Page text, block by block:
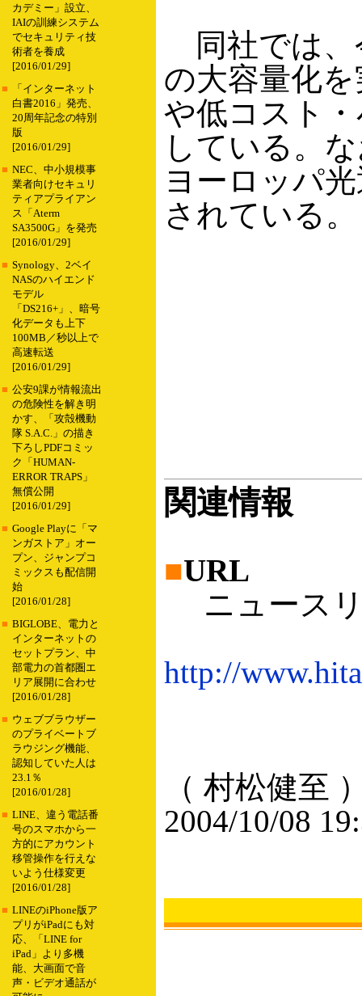
カデミー」設立、
IAIの訓練システム
でセキュリティ技
術者を養成
[2016/01/29]
■
「インターネット
白書2016」発売、
20周年記念の特別
版
[2016/01/29]
■ NEC、中小規模事
業者向けセキュリ
ティアプライアン
ス「Aterm
SA3500G」を発売
[2016/01/29]
■ Synology、2ベイ
NASのハイエンド
モデル
「DS216+」、暗号
化データも上下
100MB／秒以上で
高速転送
[2016/01/29]
■ 公安9課が情報流出
の危険性を解き明
かす、「攻殻機動
隊 S.A.C.」の描き
下ろしPDFコミッ
ク「HUMAN-
ERROR TRAPS」
無償公開
[2016/01/29]
■ Google Playに「マ
ンガストア」オー
プン、ジャンプコ
ミックスも配信開
始
[2016/01/28]
■ BIGLOBE、電力と
インターネットの
セットプラン、中
部電力の首都圏エ
リア展開に合わせ
[2016/01/28]
■ ウェブブラウザー
のプライベートブ
ラウジング機能、
認知していた人は
23.1％
[2016/01/28]
■ LINE、違う電話番
号のスマホから一
方的にアカウント
移管操作を行えな
いよう仕様変更
[2016/01/28]
■ LINEのiPhone版ア
プリがiPadにも対
応、「LINE for
iPad」より多機
能、大画面で音
声・ビデオ通話が
同社では、
の大容量化
や低コスト
している。
ヨーロッパ
されている。
関連情報
■URL
ニュース
http://
（ 村松健至
2004/10/08